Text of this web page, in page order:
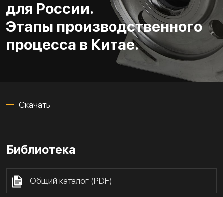
для России.
Этапы производственного
процесса в Китае.
Скачать
Библиотека
Общий каталог (PDF)